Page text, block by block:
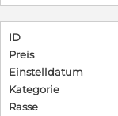
ID
Preis
Einstelldatum
Kategorie
Rasse